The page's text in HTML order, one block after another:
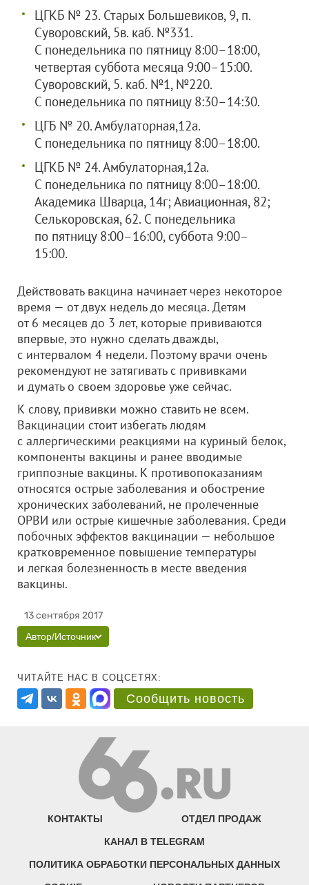
ЦГКБ № 23. Старых Большевиков, 9, п.
Суворовский, 5в. каб. №331.
С понедельника по пятницу 8:00–18:00,
четвертая суббота месяца 9:00–15:00.
Суворовский, 5. каб. №1, №220.
С понедельника по пятницу 8:30–14:30.
ЦГБ № 20. Амбулаторная,12а.
С понедельника по пятницу 8:00–18:00.
ЦГКБ № 24. Амбулаторная,12а.
С понедельника по пятницу 8:00–18:00.
Академика Шварца, 14г; Авиационная, 82;
Селькоровская, 62. С понедельника
по пятницу 8:00–16:00, суббота 9:00–
15:00.
Действовать вакцина начинает через некоторое
время — от двух недель до месяца. Детям
от 6 месяцев до 3 лет, которые прививаются
впервые, это нужно сделать дважды,
с интервалом 4 недели. Поэтому врачи очень
рекомендуют не затягивать с прививками
и думать о своем здоровье уже сейчас.
К слову, прививки можно ставить не всем.
Вакцинации стоит избегать людям
с аллергическими реакциями на куриный белок,
компоненты вакцины и ранее вводимые
гриппозные вакцины. К противопоказаниям
относятся острые заболевания и обострение
хронических заболеваний, не пролеченные
ОРВИ или острые кишечные заболевания. Среди
побочных эффектов вакцинации — небольшое
кратковременное повышение температуры
и легкая болезненность в месте введения
вакцины.
13 сентября 2017
Автор/Источник
ЧИТАЙТЕ НАС В СОЦСЕТЯХ:
Сообщить новость
КОНТАКТЫ ОТДЕЛ ПРОДАЖ
КАНАЛ В TELEGRAM
ПОЛИТИКА ОБРАБОТКИ ПЕРСОНАЛЬНЫХ ДАННЫХ